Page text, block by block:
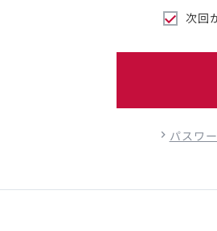
次回
パスワ